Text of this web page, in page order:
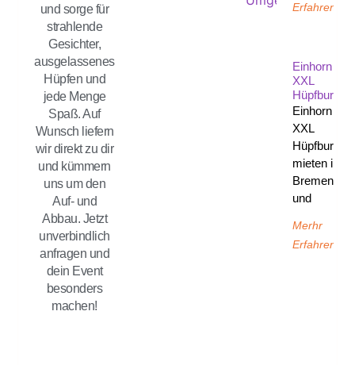
und sorge für
strahlende
Gesichter,
ausgelassenes
Hüpfen und
jede Menge
Spaß. Auf
Wunsch liefern
wir direkt zu dir
und kümmern
uns um den
Auf- und
Abbau. Jetzt
unverbindlich
anfragen und
dein Event
besonders
machen!
Erfahren
Einhorn
XXL
Hüpfburg
Einhorn
XXL
Hüpfburg
mieten in
Bremen
und
Merhr
Erfahren